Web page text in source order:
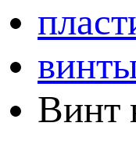
Винт